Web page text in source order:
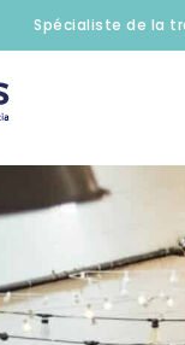
Spécialiste de la